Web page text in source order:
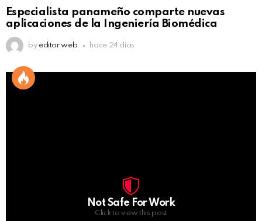
Especialista panameño comparte nuevas
aplicaciones de la Ingeniería Biomédica
by editor web hace 24 días
Not Safe For Work
Click to view this post